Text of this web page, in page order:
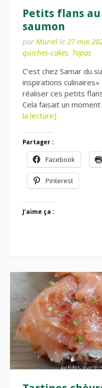
Petits flans
saumon
par Muriel le 27 mai
quiches-cakes, Tapas
C’est chez Samar du
inspirations
réaliser ces petits
Cela faisait un
la lecture]
Partager :
Facebook
Pinterest
J’aime ça :